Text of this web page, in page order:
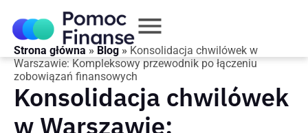
Strona główna » Blog » Konsolidacja chwilówek w
Warszawie: Kompleksowy przewodnik po łączeniu
zobowiązań finansowych
Konsolidacja chwilówek
w Warszawie: